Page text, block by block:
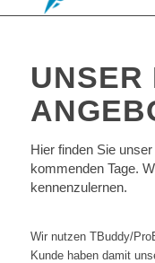
UNSER
Hier finden Sie
kommenden Tage.
kennenzulernen.
Wir nutzen TBuddy/
Kunde haben damit